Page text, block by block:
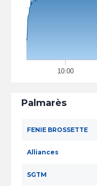
10:00
Palmarès
FENIE BROSSETTE
Alliances
SGTM